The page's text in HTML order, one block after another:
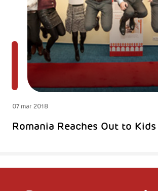
07 mar 2018
Romania Reaches Out to